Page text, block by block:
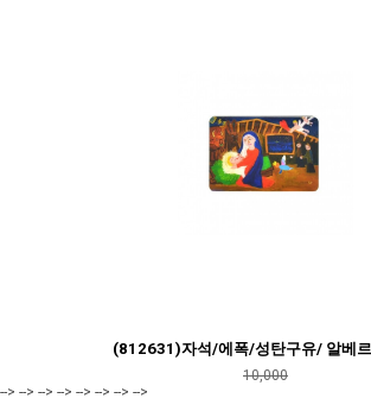
(812631)자석/에폭/성탄구유/ 알베
10,000
--> --> --> --> --> --> --> -->